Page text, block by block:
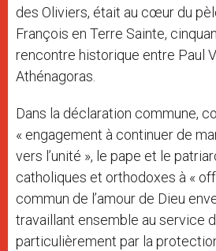
des Oliviers, était au cœur du
François en Terre Sainte,
rencontre historique entre Paul
Athénagoras.
Dans la déclaration commune,
« engagement à continuer de
vers l’unité », le pape et le
catholiques et orthodoxes à «
commun de l’amour de Dieu
travaillant ensemble au service
particulièrement par la